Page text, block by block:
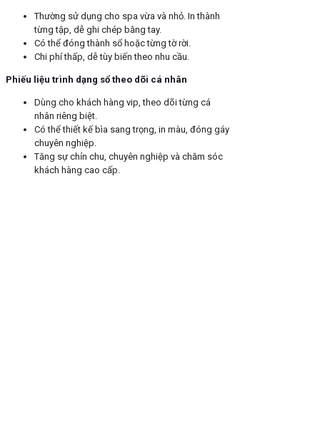
Thường sử dụng cho spa vừa và nhỏ. In thành
từng tập, dễ ghi chép bằng tay.
Có thể đóng thành sổ hoặc từng tờ rời.
Chi phí thấp, dễ tùy biến theo nhu cầu.
Phiếu liệu trình dạng sổ theo dõi cá nhân
Dùng cho khách hàng vip, theo dõi từng cá
nhân riêng biệt.
Có thể thiết kế bìa sang trọng, in màu, đóng gáy
chuyên nghiệp.
Tăng sự chỉn chu, chuyên nghiệp và chăm sóc
khách hàng cao cấp.